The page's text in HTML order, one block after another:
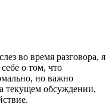
во время разговора, я
о том, что
но важно
текущем обсуждении,